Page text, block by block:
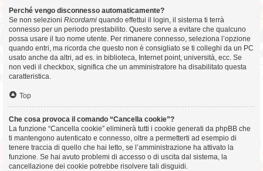
Perché vengo disconnesso automaticamente?
Se non selezioni Ricordami quando effettui il login, il sistema ti terrà
connesso per un periodo prestabilito. Questo serve a evitare che qualcuno
possa usare il tuo nome utente. Per rimanere connesso, seleziona l’opzione
quando entri, ma ricorda che questo non è consigliato se ti colleghi da un PC
usato anche da altri, ad es. in biblioteca, Internet point, università, ecc. Se
non vedi il checkbox, significa che un amministratore ha disabilitato questa
caratteristica.
Top
Che cosa provoca il comando “Cancella cookie”?
La funzione “Cancella cookie” eliminerà tutti i cookie generati da phpBB che
ti mantengono autenticato e connesso, oltre a permetterti ad esempio di
tenere traccia di quello che hai letto, se l’amministrazione ha attivato la
funzione. Se hai avuto problemi di accesso o di uscita dal sistema, la
cancellazione dei cookie potrebbe risolvere tali disguidi.